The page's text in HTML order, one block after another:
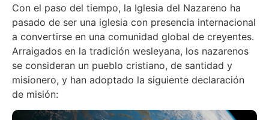
Con el paso del tiempo, la Iglesia del Nazareno ha
pasado de ser una iglesia con presencia internacional
a convertirse en una comunidad global de creyentes.
Arraigados en la tradición wesleyana, los nazarenos
se consideran un pueblo cristiano, de santidad y
misionero, y han adoptado la siguiente declaración
de misión: